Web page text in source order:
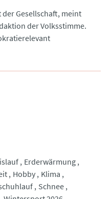
Gesellschaft, meint
der Volksstimme.
Erderwärmung
Hobby Klima
Schnee